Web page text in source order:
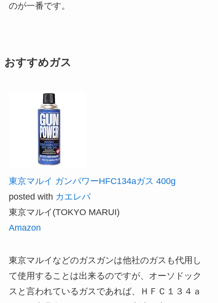
のが一番です。
おすすめガス
東京マルイ ガンパワーHFC134aガス 400g
posted with カエレバ
東京マルイ(TOKYO MARUI)
Amazon
東京マルイなどのガスガンは他社のガスも代用し
て使用することは出来るのですが、オーソドック
スと言われているガスであれば、ＨＦＣ１３４ａ